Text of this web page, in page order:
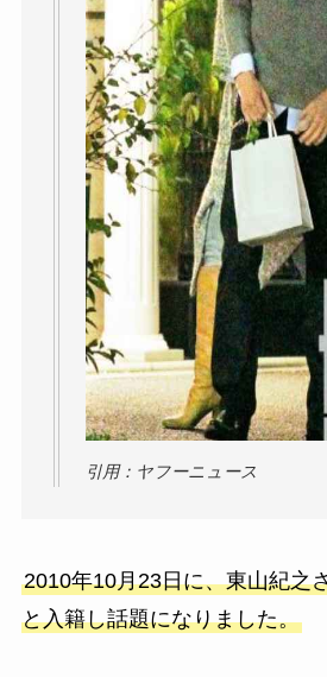
引用：ヤフーニュース
2010年10月23日に、東山紀之
と入籍し話題になりました。